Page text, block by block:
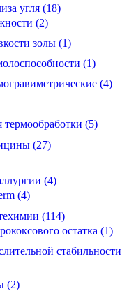
угля (18)
(2)
золы (1)
(1)
(4)
термообработки (5)
(27)
(4)
(4)
(114)
остатка (1)
стабильности
(2)